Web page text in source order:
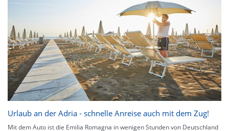
Urlaub an der Adria - schnelle Anreise auch mit dem Zug!
Mit dem Auto ist die Emilia Romagna in wenigen Stunden von Deutschland